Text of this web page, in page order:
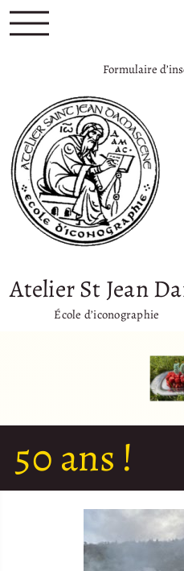
Formulaire
Atelier St Jean
École d’iconographie
50 ans !